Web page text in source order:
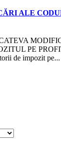
ALE
PE
de impozit pe...